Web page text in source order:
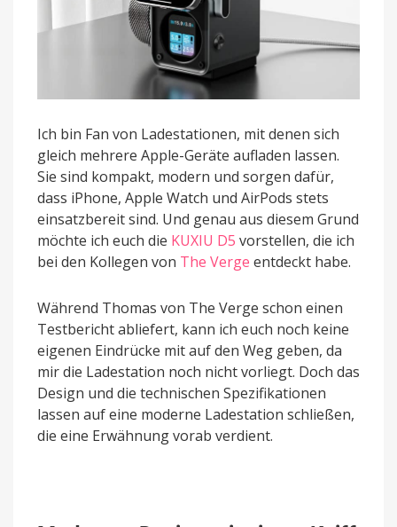
Ich bin Fan von Ladestationen, mit denen sich
gleich mehrere Apple-Geräte aufladen lassen.
Sie sind kompakt, modern und sorgen dafür,
dass iPhone, Apple Watch und AirPods stets
einsatzbereit sind. Und genau aus diesem Grund
möchte ich euch die KUXIU D5 vorstellen, die ich
bei den Kollegen von The Verge entdeckt habe.
Während Thomas von The Verge schon einen
Testbericht abliefert, kann ich euch noch keine
eigenen Eindrücke mit auf den Weg geben, da
mir die Ladestation noch nicht vorliegt. Doch das
Design und die technischen Spezifikationen
lassen auf eine moderne Ladestation schließen,
die eine Erwähnung vorab verdient.